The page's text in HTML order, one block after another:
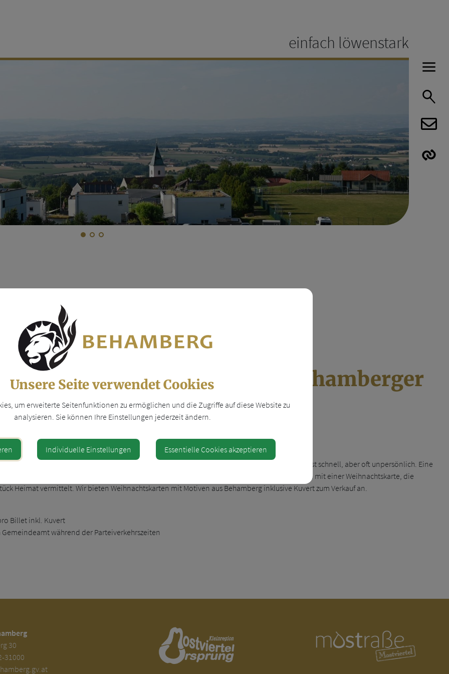
einfach löwenstark
Ortsplan Formular Veranstaltungskalender
Verkauf - Mit Behamberger
Dezember 2025
Sie heuer wieder persönliche Weihnachtsgrüße!
WhatsApp und Instagram ist es leicht, Weihnachtswünsche digital zu versenden. Das ist schnell, aber oft unpersönlich. Eine
Karte dagegen zeigt echte Wertschätzung und schafft Nähe. Versenden Sie heuer Ihre Grüße mit einer Weihnachtskarte, die
Heimat vermittelt. Wir bieten Weihnachtskarten mit Motiven aus Behamberg inklusive Kuvert zum Verkauf an.
Billet inkl. Kuvert
während der Parteiverkehrszeiten
30
31000
Unsere Seite verwendet Cookies
um erweiterte Seitenfunktionen zu ermöglichen und die Zugriffe auf diese Website zu
analysieren. Sie können Ihre Einstellungen jederzeit ändern.
Individuelle Einstellungen Essentielle Cookies akzeptieren